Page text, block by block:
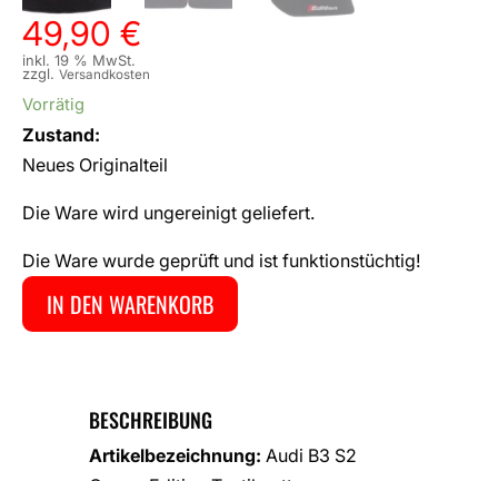
49,90 €
inkl. 19 % MwSt.
zzgl. Versandkosten
Vorrätig
Zustand:
Neues Originalteil
Die Ware wird ungereinigt geliefert.
Die Ware wurde geprüft und ist funktionstüchtig!
IN DEN WARENKORB
BESCHREIBUNG
Artikelbezeichnung: Audi B3 S2